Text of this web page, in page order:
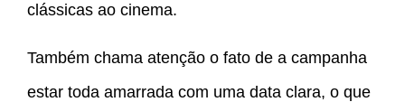
clássicas ao cinema.
Também chama atenção o fato de a campanha
estar toda amarrada com uma data clara, o que